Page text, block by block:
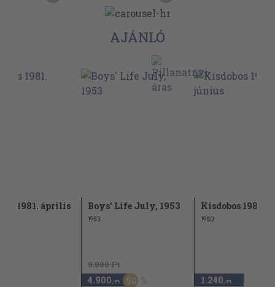
AJÁNLÓ
1981. április Boys' Life July, 1953
1953
9.800 Ft
4.900 ,-Ft 50
Kisdobos 1980.
1980
1.240 ,-Ft